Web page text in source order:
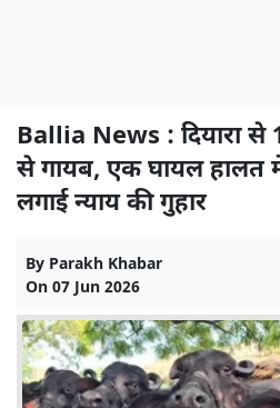
Ballia News : दियारा
से गायब, एक घायल हालत
लगाई न्याय की गुहार
By Parakh Khabar
On 07 Jun 2026